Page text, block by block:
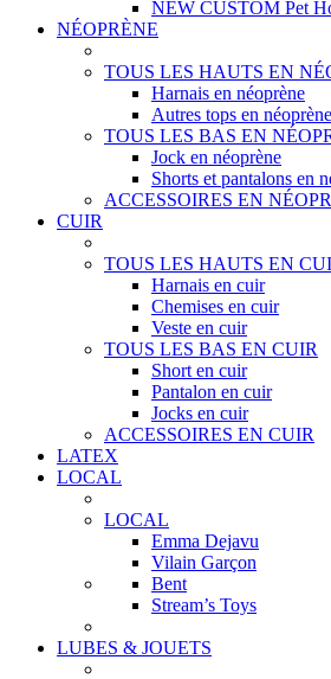
NEW CUSTOM Pet
NÉOPRÈNE
TOUS LES HAUTS EN
Harnais en néoprène
Autres tops en néoprène
TOUS LES BAS EN
Jock en néoprène
Shorts et pantalons en
ACCESSOIRES EN
CUIR
TOUS LES HAUTS EN
Harnais en cuir
Chemises en cuir
Veste en cuir
TOUS LES BAS EN CUIR
Short en cuir
Pantalon en cuir
Jocks en cuir
ACCESSOIRES EN CUIR
LATEX
LOCAL
LOCAL
Emma Dejavu
Vilain Garçon
Bent
Stream’s Toys
LUBES & JOUETS